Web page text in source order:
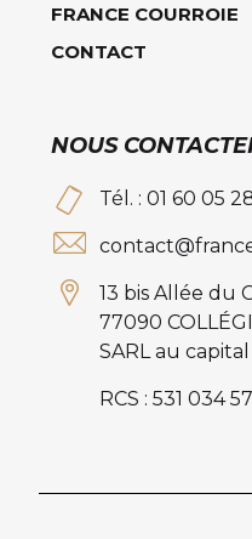
FRANCE COURROIE
CONTACT
NOUS
Tél. : 01 60 05
13 bis Allée du
77090
SARL au
RCS : 531 034